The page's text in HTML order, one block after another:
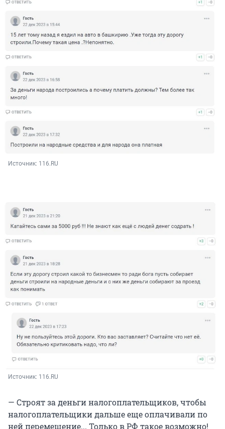
Источник: 116.RU
Источник: 116.RU
— Строят за деньги налогоплательщиков, чтобы
налогоплательщики дальше еще оплачивали по
ней перемещение... Только в РФ такое возможно!